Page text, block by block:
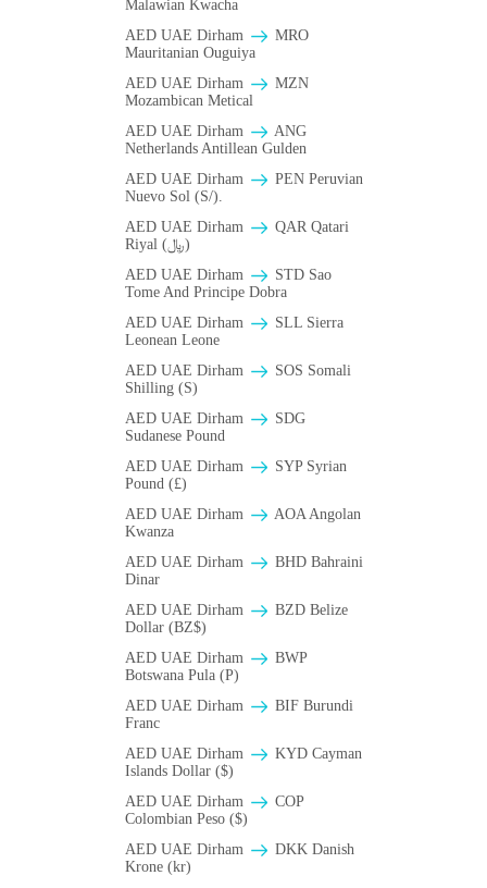
Malawian Kwacha
AED UAE Dirham
MRO
Mauritanian Ouguiya
AED UAE Dirham
MZN
Mozambican Metical
AED UAE Dirham
ANG
Netherlands Antillean Gulden
AED UAE Dirham
PEN Peruvian
Nuevo Sol (S/).
AED UAE Dirham
QAR Qatari
Riyal (﷼)
AED UAE Dirham
STD Sao
Tome And Principe Dobra
AED UAE Dirham
SLL Sierra
Leonean Leone
AED UAE Dirham
SOS Somali
Shilling (S)
AED UAE Dirham
SDG
Sudanese Pound
AED UAE Dirham
SYP Syrian
Pound (£)
AED UAE Dirham
AOA Angolan
Kwanza
AED UAE Dirham
BHD Bahraini
Dinar
AED UAE Dirham
BZD Belize
Dollar (BZ$)
AED UAE Dirham
BWP
Botswana Pula (P)
AED UAE Dirham
BIF Burundi
Franc
AED UAE Dirham
KYD Cayman
Islands Dollar ($)
AED UAE Dirham
COP
Colombian Peso ($)
AED UAE Dirham
DKK Danish
Krone (kr)